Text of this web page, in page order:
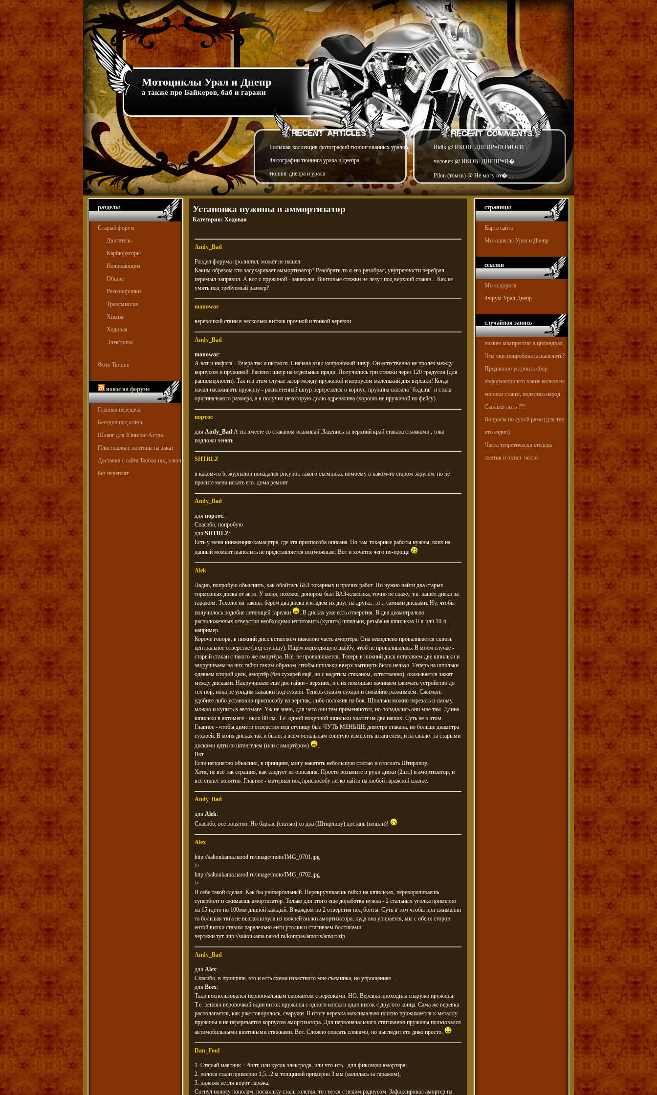
Мотоциклы Урал и Днепр
а также про Байкеров, баб и гаражи
Большая коллекция фотографий тюнингованных уралов
Фотографии тюнинга урала и днепра
тюнинг днепра и урала
Ridik @ ИКОВ+ДНЕПР=ПОМОГИ ...
человек @ ИКОВ+ДНЕПР=П� ...
Pilon (томск) @ Не могу от� ...
разделы
Старый форум
Двигатель
Карбюраторы
Начинающим
Общие
Разговорчики
Трансмиссия
Химия
Ходовая
Электрика
Фото Тюнинг
новое на форуме
Главная передача.
Беседки под ключ
Шланг для Юнилос-Астра
Пластиковые понтоны на заказ
Доставка с сайта Taobao под ключ
без переплат
Установка пужины в аммортизатор
Категория: Ходовая
Andy_Bad
Раздел форума пролистал, может не нашел.
Каким образом кто засухаривает аммортизатор? Разобрать-то я его разобрал, унутренности перебрал-
перемыл-заправил. А вот с пружиной - закавыка. Винтовые стяжки не лезут под верхний стакан... Как ее
умять под требуемый размер?
manowar
веревочкой стяни.в несколько витков прочной и тонкой веревки
Andy_Bad
manowar:
А вот и нифига... Вчера так и пытался. Сначала взял капроновый шнур. Он естественно не пролез между
корпусом и пружиной. Расплел шнур на отдельные пряди. Получилось три стяжки через 120 градусов (для
равномерности). Так и в этом случае зазор между пружиной и корпусом маленький для веревки! Когда
начал насаживать пружину - расплетеннай шнур перерезался о корпус, пружина сказала "бздынь" и стала
оригинального размера, а я получил некоторую долю адреналина (хорошо не пружиной по фейсу).
портос
для Andy_Bad:А ты вместе со стаканом осаживай .Зацепись за верхний край стакана стяжками , тока
подложи ченьть.
SHTRLZ
в каком-то b; журналов попадался рисунок такого съемника. помоему в каком-то старом зарулем. но не
просите меня искать его. дома ремонт.
Andy_Bad
для портос:
Спасибо, попробую
для SHTRLZ:
Есть у меня книженция/камасутра, где эта приспособа описана. Но там токарные работы нужны, коих на
данный момент выполить не представляется возможным. Вот и хочется чего по-проще
Alek
Ладно, попробую обьяснить, как обойтись БЕЗ токарных и прочих работ. Но нужно найти два старых
тормозных диска от авто. У меня, похоже, донором был ВАЗ-классика, точно не скажу, т.к. нашёл диски за
гаражом. Техология такова: берём два диска и кладём их друг на друга... ээ... самими дисками. Ну, чтобы
получилось подобие летающей тарелки
. В дисках уже есть отверстия. В два диаметрально
расположенных отверстия необходимо изготовить (купить) шпильки, резьба на шпильках 8-я или 10-я,
например.
Короче говоря, в нижний диск вставляем нижнюю часть амортёра. Она немедлено проваливается сквозь
центральное отверстие (под ступицу). Ищем подходящую шайбу, чтоб не проваливалась. В моём случае -
старый стакан с такого же амортёра. Всё, не проваливается. Теперь в нижний диск вставляем две шпильки и
закручиваем на них гайки таким образом, чтобы шпильки вверх вытянуть было нельзя. Теперь на шпильки
одеваем второй диск, амортёр (без сухарей ещё, но с надетым стаканом, естественно), оказывается зажат
между дисками. Накручиваем ещё две гайки - верхних, и с их помощью начинаем сжимать устройство до
тех пор, пока не увидим канавки под сухари. Теперь ставим сухари и спокойно разжимаем. Сжимать
удобнее либо установив приспособу на верстак, либо положив на бок. Шпильки можно нарезать и смому,
можно и купить в автомаге. Уж не знаю, для чего они там применяются, но попадались они мне там. Длина
шпильки в автомаге - окло 80 см. Т.е. одной покупной шпильки хватит на две наших. Суть не в этом.
Главное - чтобы диметр отверстия под ступицу был ЧУТЬ МЕНЬШЕ диметра стакана, но больше диаметра
сухарей. В моих дисках так и было, а всем остальным советую измерить штангелем, и на свалку за старыми
дисками идти со штангелем (или с амортёром)
.
Вот.
Если непонятно объяснил, в принципе, могу накатать небольшую статью и отослать Штирлицу.
Хотя, не всё так страшно, как следует из описания. Просто возьмите в руки диски (2шт.) и амортизатор, и
всё станет понятно. Главное - материал под приспособу легко найти на любой гаражной свалке.
Andy_Bad
для Alek:
Спасибо, все понятно. Но баркас (статью) со дна (Штирлицу) достань (пошли)!
Alex
http://saltonkama.narod.ru/image/moto/IMG_0701.jpg
/>
http://saltonkama.narod.ru/image/moto/IMG_0702.jpg
/>
Я себе такой сделал. Как бы универсальный. Перекручиваешь гайки на шпильках, переворачиваешь
суперболт и сжимаешь амортизатор. Только для этого еще доработка нужна - 2 стальных уголка примерно
на 15 гдето по 100мм длиной каждый. В каждом по 2 отверстия под болты. Суть в том чтобы при сжимании
та большая тяга не выскользнула из нижней вилки амортизатора, куда она упирается, мы с обеих сторон
ентой вилки ставим паралельно енти уголки и стягиваем болтиками.
чертежи тут http://saltonkama.narod.ru/kompas/amorts/amort.zip
Andy_Bad
для Alex:
Спасибо, в принципе, это и есть схема известного мне съемника, но упрощенная.
для Всех:
Таки воспользовался первончальным вариантом с веревками. НО. Веревка проходила снаружи пружины.
Т.е. цеплял веровочкой один виток пружины с одного конца и один виток с другого конца. Сама же веревка
располагается, как уже говорилось, снаружи. В итоге веревка максимально плотно прижимается к металлу
пружины и не перерезается корпусом амортизатора. Для первоначального стягивания пружины пользовался
автомобильными винтовыми стяжками. Вот. Сложно описать словами, но выглядит ето дико просто.
Dan_Foul
1. Старый маятник + болт, или кусок электрода, или что-нть - для фиксации амортера;
2. полоса стали примерно 1,5...2 м толщиной примерно 3 мм (валялась за гаражом);
3. нижняя петля ворот гаража.
Согнул полосу пополам, поскольку сталь толстая, то гнется с неким радиусом. Зафиксировал амортер на
страницы
Карта сайта
Мотоциклы Урал и Днепр
ссылки
Мото дорога
Форум Урал Днепр
случайная запись
низкая компрессия в цилиндрах.
Чем еще попробовать вылечить?
Предлагаю устроить сбор
информации кто какие кольца на
моцики ставит, поделись народ
Сколько лить ???
Вопросы по сухой раме (для тех
кто ездил)...
Чиста теоретически степень
сжатия и октан. чесло